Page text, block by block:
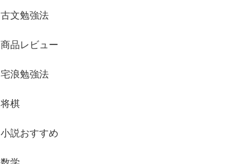
古文勉強法
商品レビュー
宅浪勉強法
将棋
小説おすすめ